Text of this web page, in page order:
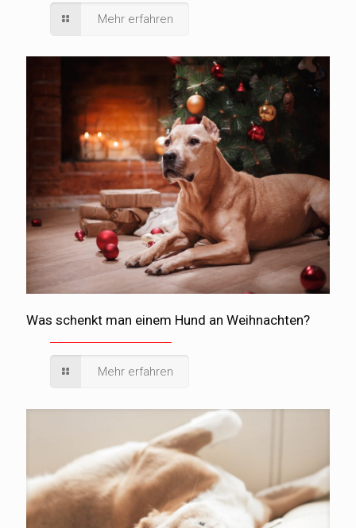
Mehr erfahren
Was schenkt man einem Hund an Weihnachten?
Mehr erfahren